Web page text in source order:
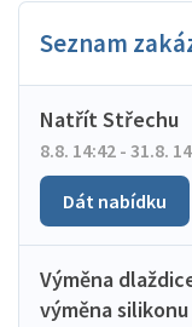
Seznam
Natřít Střechu
8.8. 14:42 - 31.8.
Dát nabídku
Výměna
výměna